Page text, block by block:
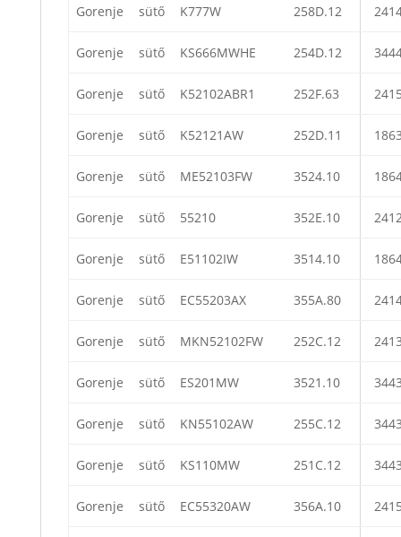
Gorenje sütő K777W 258D.12
Gorenje sütő KS666MWHE 254D.12
Gorenje sütő K52102ABR1 252F.63
Gorenje sütő K52121AW 252D.11
Gorenje sütő ME52103FW 3524.10
Gorenje sütő 55210 352E.10
Gorenje sütő E51102IW 3514.10
Gorenje sütő EC55203AX 355A.80
Gorenje sütő MKN52102FW 252C.12
Gorenje sütő ES201MW 3521.10
Gorenje sütő KN55102AW 255C.12
Gorenje sütő KS110MW 251C.12
Gorenje sütő EC55320AW 356A.10